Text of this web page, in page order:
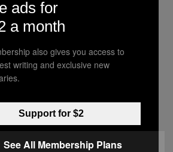
Everything To
The Newest Marvel
Connolly
ads for
a month
also gives you access to
writing and exclusive new
Support for $2
See All Membership Plans